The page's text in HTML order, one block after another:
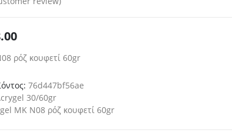
ρόζ κουφετί 60gr
76d447bf56ae
30/60gr
MK N08 ρόζ κουφετί 60gr